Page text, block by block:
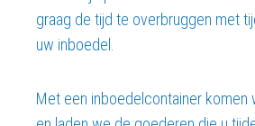
graag de tijd te overbruggen met
uw inboedel.
Met een inboedelcontainer komen